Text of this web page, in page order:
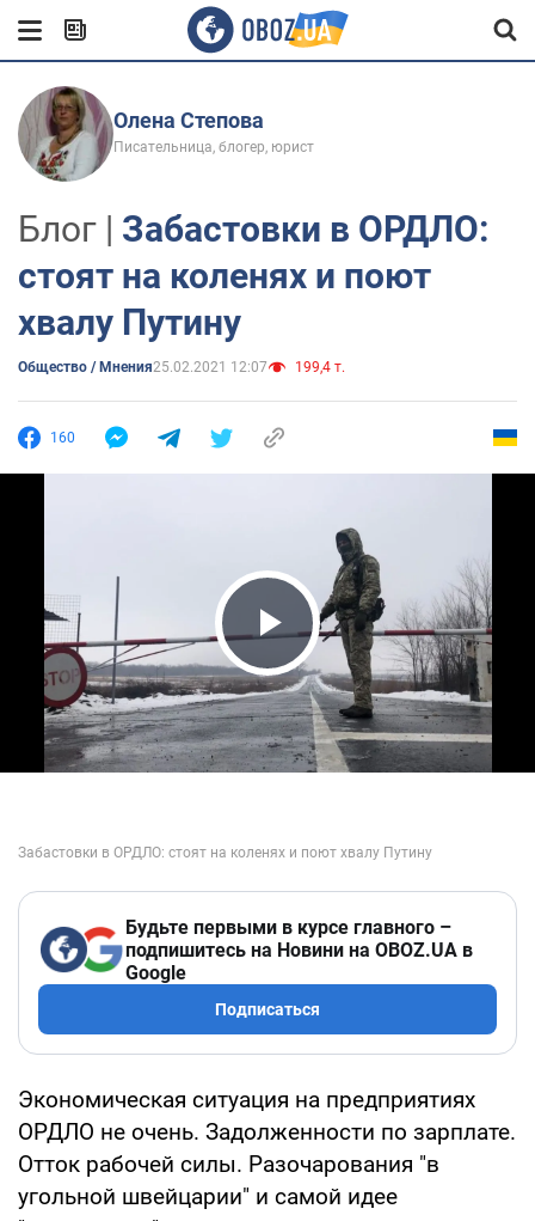
Олена Степова
Писательница, блогер, юрист
Блог | Забастовки в ОРДЛО:
стоят на коленях и поют
хвалу Путину
Общество / Мнения25.02.2021 12:07 199,4 т.
160
Play Video
Будьте первыми в курсе главного –
подпишитесь на Новини на OBOZ.UA в
Google
Подписаться
Экономическая ситуация на предприятиях
ОРДЛО не очень. Задолженности по зарплате.
Отток рабочей силы. Разочарования "в
угольной швейцарии" и самой идее